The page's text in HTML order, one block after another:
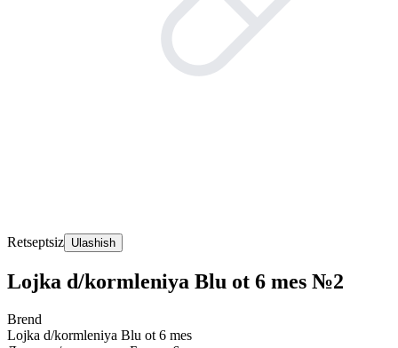
Retseptsiz Ulashish
Lojka d/kormleniya Blu ot 6 mes №2
Brend
Lojka d/kormleniya Blu ot 6 mes